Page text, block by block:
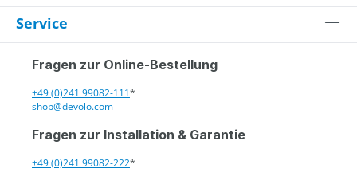
Service
Fragen zur Online-Bestellung
+49 (0)241 99082-111*
shop@devolo.com
Fragen zur Installation & Garantie
+49 (0)241 99082-222*